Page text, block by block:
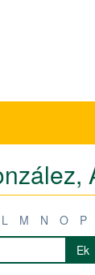
L M N O P
Ek